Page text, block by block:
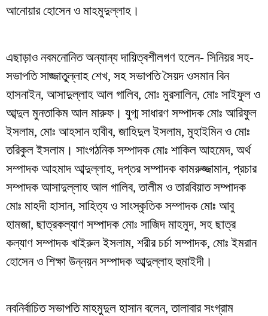
আনোয়ার হোসেন ও মাহমুদুল্লাহ।
এছাড়াও নবমনোনিত অন্যান্য দায়িত্বশীলগণ হলেন- সিনিয়র সহ-
সভাপতি সাজ্জাতুল্লাহ শেখ, সহ সভাপতি সৈয়দ ওসমান বিন
হাসনাইন, আসাদুল্লাহ আল গালিব, মোঃ মুরসালিন, মোঃ সাইফুল ও
আব্দুল মুনতাকিম আল মারুফ। যুগ্ম সাধারণ সম্পাদক মোঃ আরিফুল
ইসলাম, মোঃ আহসান হাবীব, জাহিদুল ইসলাম, মুহাইমিন ও মোঃ
তরিকুল ইসলাম। সাংগঠনিক সম্পাদক মোঃ শাকিল আহমেদ, অর্থ
সম্পাদক আহমাদ আব্দুল্লাহ, দপ্তর সম্পাদক কামরুজ্জামান, প্রচার
সম্পাদক আসাদুল্লাহ আল গালিব, তালীম ও তারবিয়াত সম্পাদক
মোঃ মাহদী হাসান, সাহিত্য ও সাংস্কৃতিক সম্পাদক মোঃ আবু
হামজা, ছাত্রকল্যাণ সম্পাদক মোঃ সাজিদ মাহমুদ, সহ ছাত্র
কল্যাণ সম্পাদক খাইরুল ইসলাম, শরীর চর্চা সম্পাদক, মোঃ ইমরান
হোসেন ও শিক্ষা উন্নয়ন সম্পাদক আব্দুল্লাহ হুমাইদী।
নবনির্বাচিত সভাপতি মাহমুদুল হাসান বলেন, তালাবার সংগ্রাম